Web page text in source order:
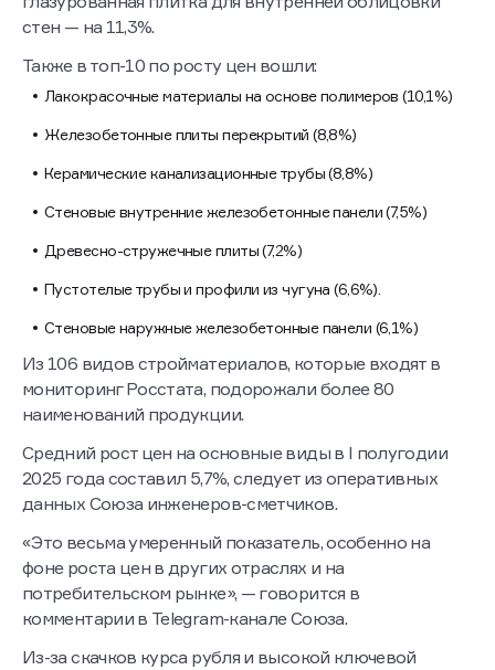
стен — на 11,3%.
Также в топ-10 по росту цен вошли:
Лакокрасочные материалы на основе полимеров (10,1%)
Железобетонные плиты перекрытий (8,8%)
Керамические канализационные трубы (8,8%)
Стеновые внутренние железобетонные панели (7,5%)
Древесно-стружечные плиты (7,2%)
Пустотелые трубы и профили из чугуна (6,6%).
Стеновые наружные железобетонные панели (6,1%)
Из 106 видов стройматериалов, которые входят в
мониторинг Росстата, подорожали более 80
наименований продукции.
Средний рост цен на основные виды в I полугодии
2025 года составил 5,7%, следует из оперативных
данных Союза инженеров-сметчиков.
«Это весьма умеренный показатель, особенно на
фоне роста цен в других отраслях и на
потребительском рынке», — говорится в
комментарии в Telegram-канале Союза.
Из-за скачков курса рубля и высокой ключевой